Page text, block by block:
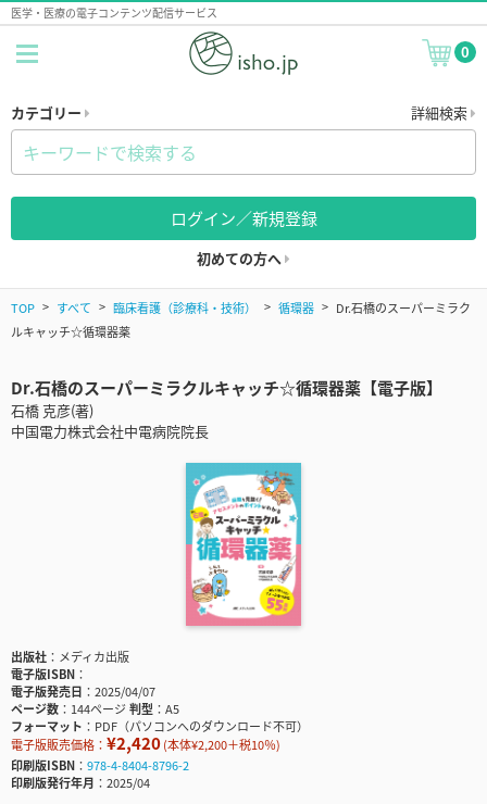
医学・医療の電子コンテンツ配信サービス
0
カテゴリー 詳細検索
ログイン／新規登録
初めての方へ
TOP すべて 臨床看護（診療科・技術） 循環器
Dr.石橋のスーパーミラク
ルキャッチ☆循環器薬
Dr.石橋のスーパーミラクルキャッチ☆循環器薬【電子版】
石橋 克彦(著)
中国電力株式会社中電病院院長
出版社
メディカ出版
電子版ISBN
電子版発売日
2025/04/07
ページ数
144ページ判型
A5
フォーマット
PDF（パソコンへのダウンロード不可）
電子版販売価格： ¥2,420(本体¥2,200＋税10％)
印刷版ISBN
978-4-8404-8796-2
印刷版発行年月
2025/04